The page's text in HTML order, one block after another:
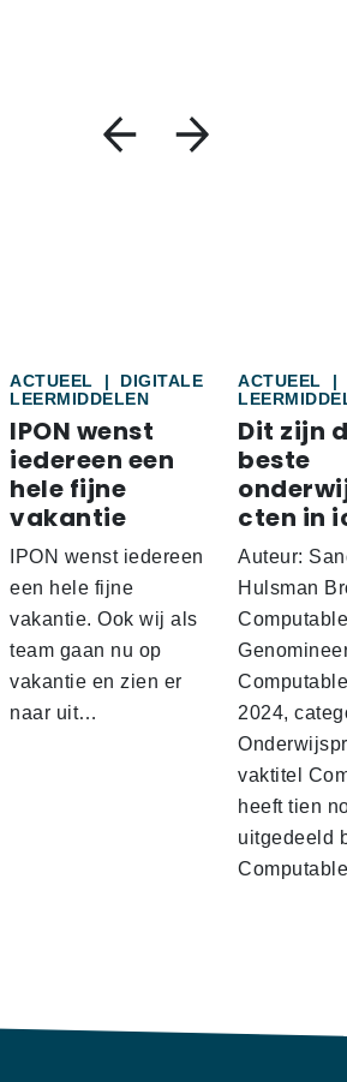
ACTUEEL |
DIGITALE
LEERMIDDELEN
IPON wenst
iedereen een
hele fijne
vakantie
IPON wenst iedereen
een hele fijne
vakantie. Ook wij als
team gaan nu op
vakantie en zien er
naar uit…
ACTUEEL
|
Dit zijn
beste
cten in
Auteur:
Hulsman
Computable
2024,
vaktitel
heeft tien
uitgedeeld